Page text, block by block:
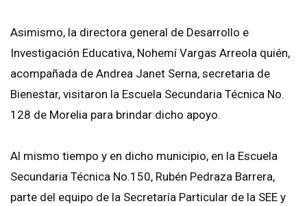
Asimismo, la directora general de Desarrollo e
Investigación Educativa, Nohemí Vargas Arreola quién,
acompañada de Andrea Janet Serna, secretaria de
Bienestar, visitaron la Escuela Secundaria Técnica No.
128 de Morelia para brindar dicho apoyo.
Al mismo tiempo y en dicho municipio, en la Escuela
Secundaria Técnica No.150, Rubén Pedraza Barrera,
parte del equipo de la Secretaría Particular de la SEE y